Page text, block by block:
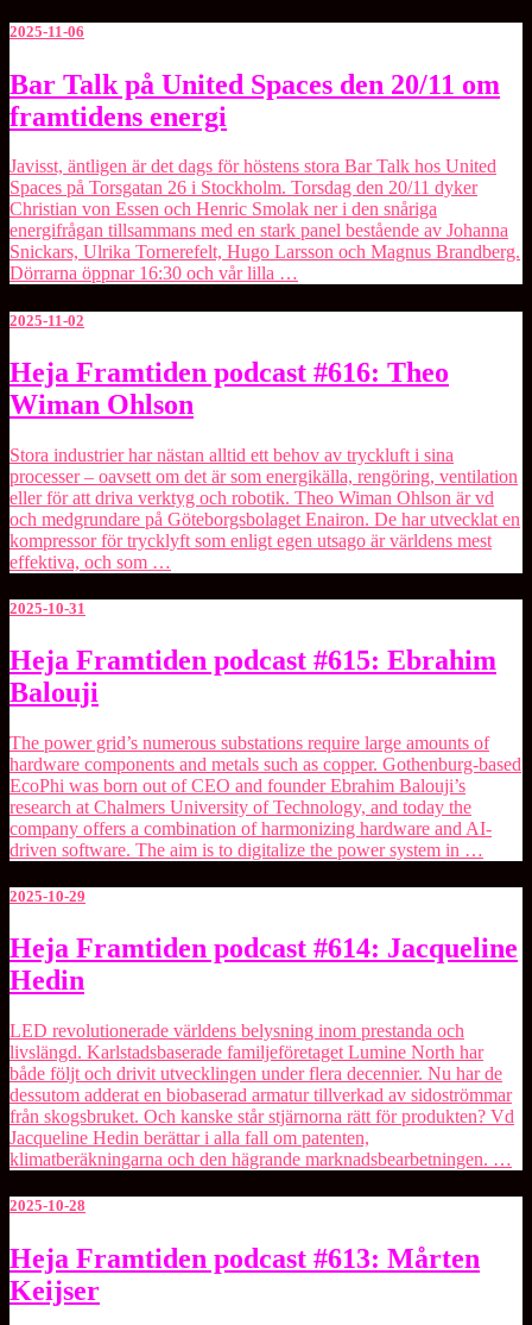
2025-11-06
Bar
Talk
på
Spaces
den
20/11
om
framtidens
energi
Bar Talk på United Spaces den 20/11 om
framtidens energi
Javisst, äntligen är det dags för höstens stora Bar Talk hos United
Spaces på Torsgatan 26 i Stockholm. Torsdag den 20/11 dyker
Christian von Essen och Henric Smolak ner i den snåriga
energifrågan tillsammans med en stark panel bestående av Johanna
Snickars, Ulrika Tornerefelt, Hugo Larsson och Magnus Brandberg.
Dörrarna öppnar 16:30 och vår lilla …
2025-11-02
Heja
Framtiden
podcast
Theo
Wiman
Ohlson
Heja Framtiden podcast #616: Theo
Wiman Ohlson
Stora industrier har nästan alltid ett behov av tryckluft i sina
processer – oavsett om det är som energikälla, rengöring, ventilation
eller för att driva verktyg och robotik. Theo Wiman Ohlson är vd
och medgrundare på Göteborgsbolaget ⁠Enairon⁠. De har utvecklat en
kompressor för trycklyft som enligt egen utsago är världens mest
effektiva, och som …
2025-10-31
Heja
Framtiden
podcast
Ebrahim
Balouji
Heja Framtiden podcast #615: Ebrahim
Balouji
The power grid’s numerous substations require large amounts of
hardware components and metals such as copper. Gothenburg-based
⁠EcoPhi⁠ was born out of CEO and founder Ebrahim Balouji’s
research at Chalmers University of Technology, and today the
company offers a combination of harmonizing hardware and AI-
driven software. The aim is to digitalize the power system in …
2025-10-29
Heja
Framtiden
podcast
Jacqueline
Hedin
Heja Framtiden podcast #614: Jacqueline
Hedin
LED revolutionerade världens belysning inom prestanda och
livslängd. Karlstadsbaserade familjeföretaget ⁠Lumine North⁠ har
både följt och drivit utvecklingen under flera decennier. Nu har de
dessutom adderat en biobaserad armatur tillverkad av sidoströmmar
från skogsbruket. Och kanske står stjärnorna rätt för produkten? Vd
Jacqueline Hedin berättar i alla fall om patenten,
klimatberäkningarna och den hägrande marknadsbearbetningen. …
2025-10-28
Heja
Framtiden
podcast
Heja Framtiden podcast #613: Mårten
Keijser